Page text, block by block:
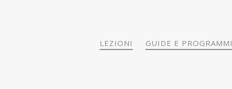
LEZIONI GUIDE E PROGRAMMI